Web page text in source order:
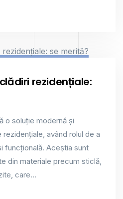
rezidențiale:
o soluție modernă și
având rolul de a
funcțională. Aceștia sunt
din materiale precum sticlă,
care...